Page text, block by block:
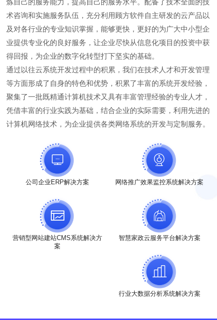
炼自己的服务能力，提高自己的服务水平。配备了技术全面的技
术咨询和实施服务队伍，充分利用顾方软件自主研发的云产品以
及对各行业的专业知识掌握，能够更快，更好的为广大中小型企
业提供专业化的良好服务，让企业尽快从信息化项目的投资中获
得回报，为企业的数字化转型打下坚实的基础。
通过以往云系统开发过程中的积累，我们在技术人才和开发管理
等方面形成了自身的特色和优势，积累了丰富的系统开发经验，
聚集了一批既精通计算机技术又具有丰富管理经验的专业人才，
凭借丰富的行业实践为基础，结合企业的实际需要，利用先进的
计算机网络技术，为企业提供各类网络系统的开发与定制服务。
公司企业ERP解决方案 网络推广效果监控系统解决方案
营销型网站建站CMS系统解决方
案
智慧家政云服务平台解决方案
行业大数据分析系统解决方案